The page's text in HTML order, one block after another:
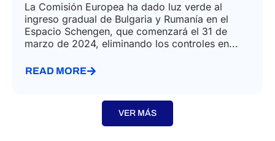
La Comisión Europea ha dado luz verde al
ingreso gradual de Bulgaria y Rumanía en el
Espacio Schengen, que comenzará el 31 de
marzo de 2024, eliminando los controles en...
READ MORE
VER MÁS